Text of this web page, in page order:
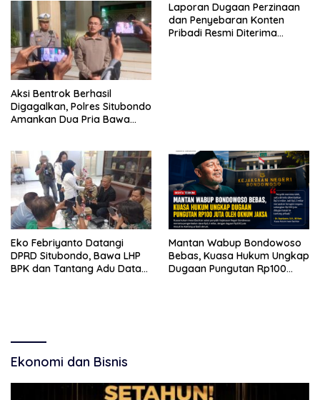
Aksi Bentrok Berhasil
Digagalkan, Polres Situbondo
Amankan Dua Pria Bawa
Laporan Dugaan Perzinaan
dan Penyebaran Konten
Pribadi Resmi Diterima
Eko Febriyanto Datangi
DPRD Situbondo, Bawa LHP
BPK dan Tantang Adu Data
Mantan Wabup Bondowoso
Bebas, Kuasa Hukum Ungkap
Dugaan Pungutan Rp100
Ekonomi dan Bisnis